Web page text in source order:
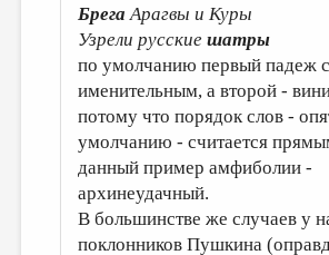
Брега Арагвы и Куры
Узрели русскиешатры
по умолчанию первый падеж
именительным, а второй -
потому что порядок слов -
умолчанию - считается
данный пример амфиболии -
архинеудачный.
В большинстве же случаев у
поклонников Пушкина